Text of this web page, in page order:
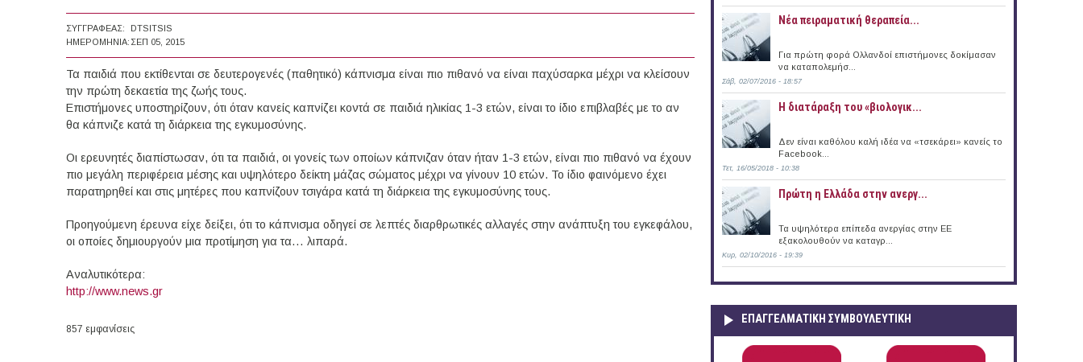
ΣΥΓΓΡΑΦΈΑΣ:
DTSITSIS
ΗΜΕΡΟΜΗΝΊΑ: ΣΕΠ 05, 2015
Τα παιδιά που εκτίθενται σε δευτερογενές (παθητικό) κάπνισμα είναι πιο πιθανό να είναι παχύσαρκα μέχρι να κλείσουν
την πρώτη δεκαετία της ζωής τους.
Επιστήμονες υποστηρίζουν, ότι όταν κανείς καπνίζει κοντά σε παιδιά ηλικίας 1-3 ετών, είναι το ίδιο επιβλαβές με το αν
θα κάπνιζε κατά τη διάρκεια της εγκυμοσύνης.
Οι ερευνητές διαπίστωσαν, ότι τα παιδιά, οι γονείς των οποίων κάπνιζαν όταν ήταν 1-3 ετών, είναι πιο πιθανό να έχουν
πιο μεγάλη περιφέρεια μέσης και υψηλότερο δείκτη μάζας σώματος μέχρι να γίνουν 10 ετών. Το ίδιο φαινόμενο έχει
παρατηρηθεί και στις μητέρες που καπνίζουν τσιγάρα κατά τη διάρκεια της εγκυμοσύνης τους.
Προηγούμενη έρευνα είχε δείξει, ότι το κάπνισμα οδηγεί σε λεπτές διαρθρωτικές αλλαγές στην ανάπτυξη του εγκεφάλου,
οι οποίες δημιουργούν μια προτίμηση για τα… λιπαρά.
Αναλυτικότερα:
http://www.news.gr
857 εμφανίσεις
Νέα πειραματική θεραπεία...
Για πρώτη φορά Ολλανδοί επιστήμονες δοκίμασαν
να καταπολεμήσ...
Σάβ, 02/07/2016 - 18:57
Η διατάραξη του «βιολογικ...
Δεν είναι καθόλου καλή ιδέα να «τσεκάρει» κανείς το
Facebook...
Τετ, 16/05/2018 - 10:38
Πρώτη η Ελλάδα στην ανεργ...
Τα υψηλότερα επίπεδα ανεργίας στην ΕΕ
εξακολουθούν να καταγρ...
Κυρ, 02/10/2016 - 19:39
ΕΠΑΓΓΕΛΜΑΤΙΚΉ ΣΥΜΒΟΥΛΕΥΤΙΚΉ